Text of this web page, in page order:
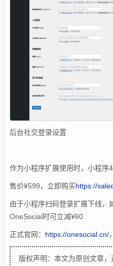
后台社交登录设置
作为小程序扩展使用时，小程序
售价¥599，立即购买https://
由于小程序扫码登录扩展下线，
OneSocial时可立减¥60
正式官网： https://onesocial.cn/
版权声明：本文为原创文章，